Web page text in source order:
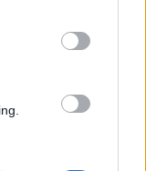
in below Google